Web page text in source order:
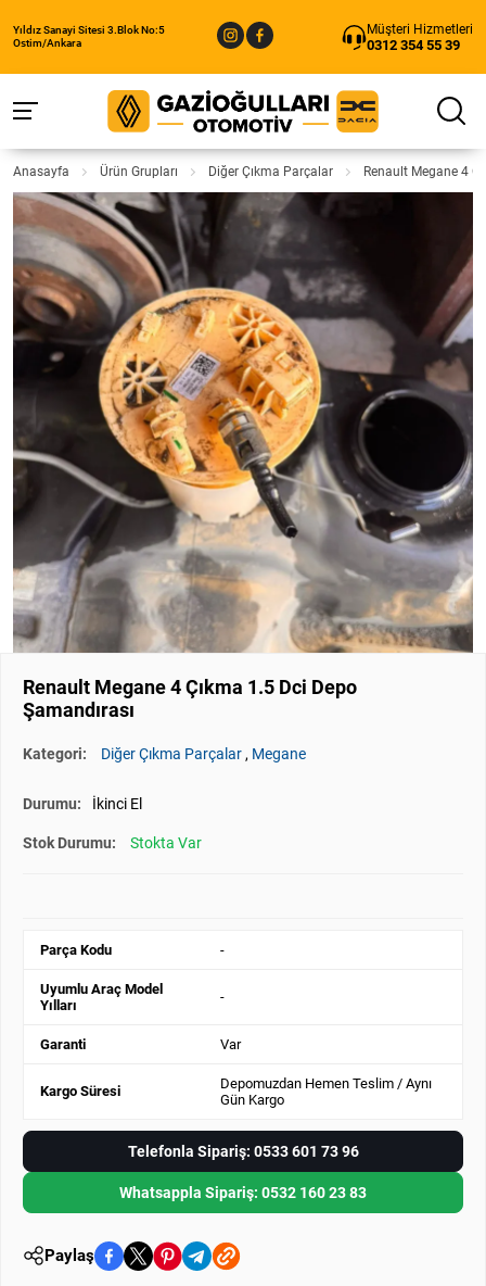
Yıldız Sanayi Sitesi 3.Blok No:5
Ostim/Ankara
Müşteri Hizmetleri
0312 354 55 39
Anasayfa Ürün Grupları Diğer Çıkma Parçalar Renault Megane 4
Renault Megane 4 Çıkma 1.5 Dci Depo
Şamandırası
Kategori: Diğer Çıkma Parçalar , Megane
Durumu: İkinci El
Stok Durumu: Stokta Var
Parça Kodu -
Uyumlu Araç Model
Yılları
-
Garanti Var
Kargo Süresi
Depomuzdan Hemen Teslim / Aynı
Gün Kargo
Telefonla Sipariş: 0533 601 73 96
Whatsappla Sipariş: 0532 160 23 83
Paylaş